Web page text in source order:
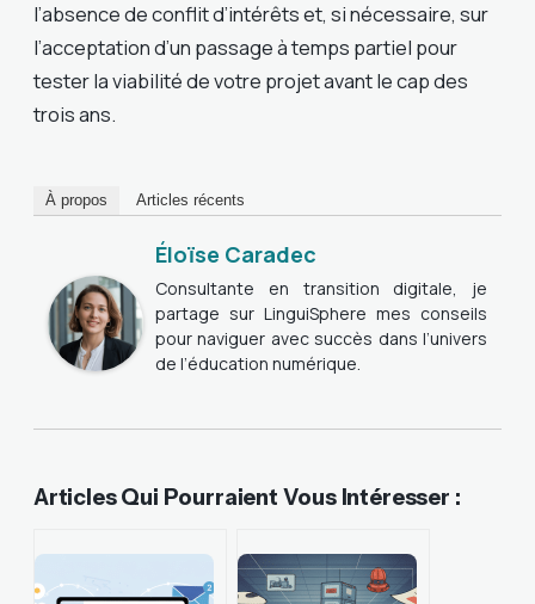
l’absence de conflit d’intérêts et, si nécessaire, sur
l’acceptation d’un passage à temps partiel pour
tester la viabilité de votre projet avant le cap des
trois ans.
À propos Articles récents
Éloïse Caradec
Consultante en transition digitale, je
partage sur LinguiSphere mes conseils
pour naviguer avec succès dans l’univers
de l’éducation numérique.
Articles Qui Pourraient Vous Intéresser :